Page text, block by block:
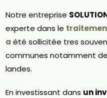
Notre entreprise
experte dans le
a été sollicitée tres
communes notamment
landes.
En investissant dans un